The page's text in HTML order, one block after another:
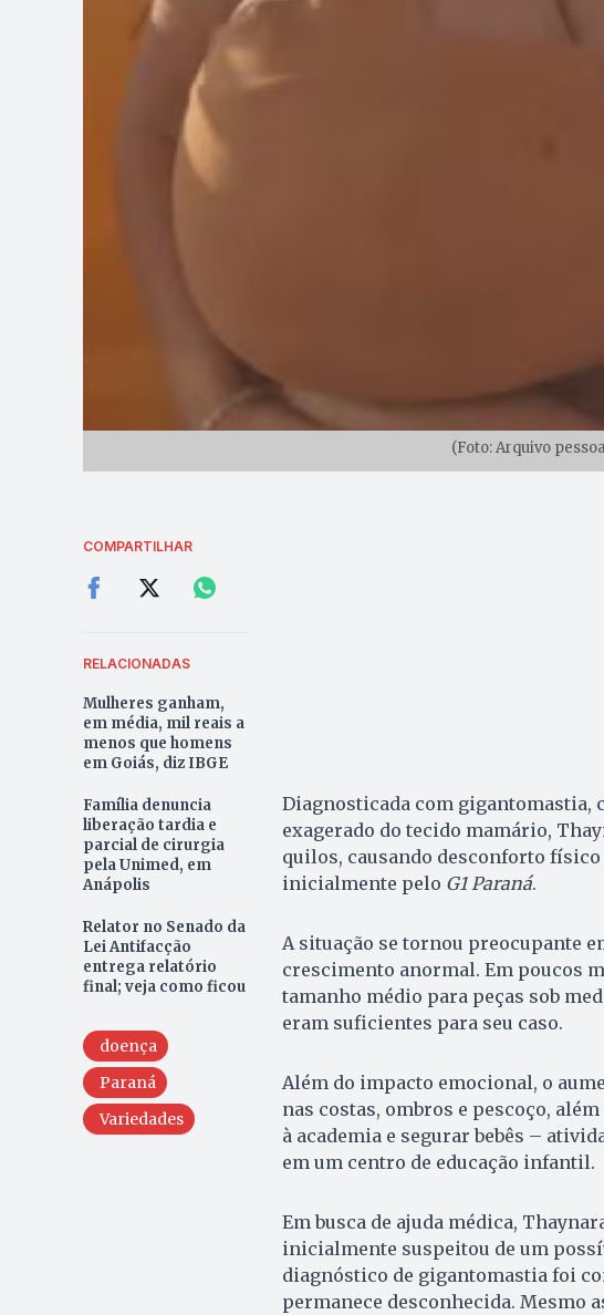
(Foto: Arquivo
COMPARTILHAR
RELACIONADAS
Mulheres ganham,
em média, mil reais a
menos que homens
em Goiás, diz IBGE
Família denuncia
liberação tardia e
parcial de cirurgia
pela Unimed, em
Anápolis
Relator no Senado da
Lei Antifacção
entrega relatório
final; veja como ficou
doença
Paraná
Variedades
Diagnosticada com gigantomastia,
exagerado do tecido mamário,
quilos, causando desconforto
inicialmente pelo G1 Paraná.
A situação se tornou preocupante
crescimento anormal. Em poucos
tamanho médio para peças sob
eram suficientes para seu caso.
Além do impacto emocional, o
nas costas, ombros e pescoço,
à academia e segurar bebês –
em um centro de educação infantil.
Em busca de ajuda médica,
inicialmente suspeitou de um
diagnóstico de gigantomastia foi
permanece desconhecida. Mesmo